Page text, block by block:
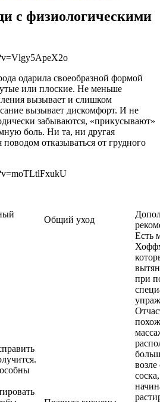
с физиологическими
одарила своеобразной формой
или плоские. Не меньше
вызывает и слишком
вызывает дискомфорт. И не
забываются, «прикусывают»
боль. Ни та, ни другая
отказываться от грудного
Общий уход
Есть
при